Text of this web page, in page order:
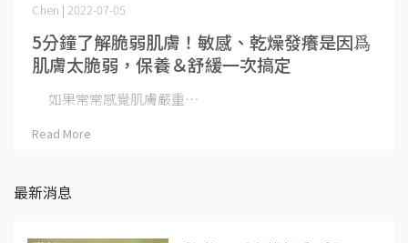
5分鐘了解脆弱肌膚！敏感、乾燥發癢是因爲
肌膚太脆弱，保養＆舒緩一次搞定
Chen | 2022-07-05
如果常常感覺肌膚嚴重⋯
Read More
最新消息